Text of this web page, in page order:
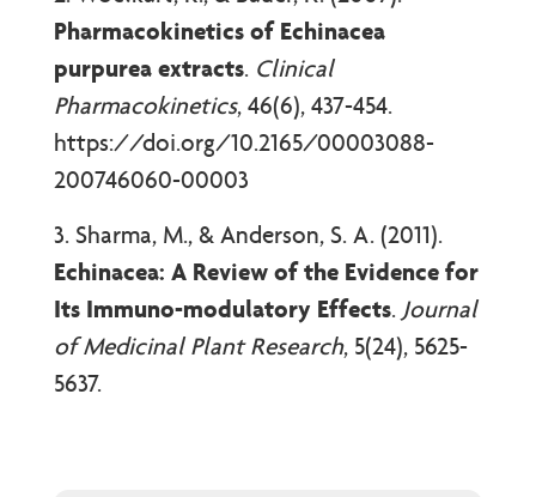
Pharmacokinetics of Echinacea
purpurea extracts. Clinical
Pharmacokinetics, 46(6), 437-454.
https://doi.org/10.2165/00003088-
200746060-00003
3. Sharma, M., & Anderson, S. A. (2011).
Echinacea: A Review of the Evidence for
Its Immuno-modulatory Effects. Journal
of Medicinal Plant Research, 5(24), 5625-
5637.